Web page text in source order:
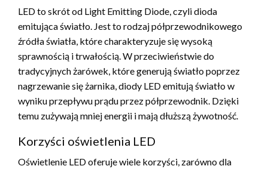
LED to skrót od Light Emitting Diode, czyli dioda
emitująca światło. Jest to rodzaj półprzewodnikowego
źródła światła, które charakteryzuje się wysoką
sprawnością i trwałością. W przeciwieństwie do
tradycyjnych żarówek, które generują światło poprzez
nagrzewanie się żarnika, diody LED emitują światło w
wyniku przepływu prądu przez półprzewodnik. Dzięki
temu zużywają mniej energii i mają dłuższą żywotność.
Korzyści oświetlenia LED
Oświetlenie LED oferuje wiele korzyści, zarówno dla